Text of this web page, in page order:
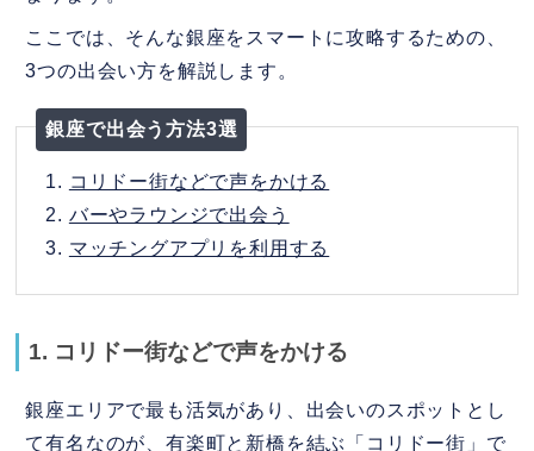
①服装は落ち着いた感じを意識する
③お店選びのセンスを見せる
6.まとめ
都道府県・地域から出会いを探す
その他の出会い
ここでは、そんな銀座をスマートに攻略するための、
3つの出会い方を解説します。
銀座で出会う方法3選
1. コリドー街などで声をかける
2. バーやラウンジで出会う
3. マッチングアプリを利用する
1. コリドー街などで声をかける
銀座エリアで最も活気があり、出会いのスポットとし
て有名なのが、有楽町と新橋を結ぶ「コリドー街」で